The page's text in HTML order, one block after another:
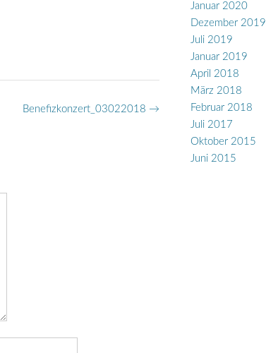
Benefizkonzert_03022018 →
Januar 2020
Dezember 2019
Juli 2019
Januar 2019
April 2018
März 2018
Februar 2018
Juli 2017
Oktober 2015
Juni 2015